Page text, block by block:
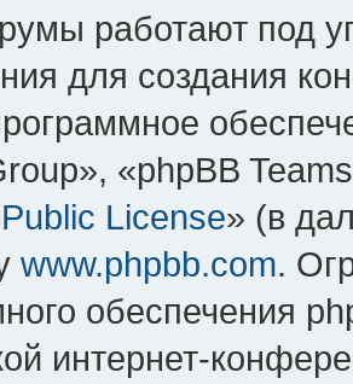
работают под
для создания
«phpBB
License» (в
www.phpbb.com.
обеспечения
интернет-